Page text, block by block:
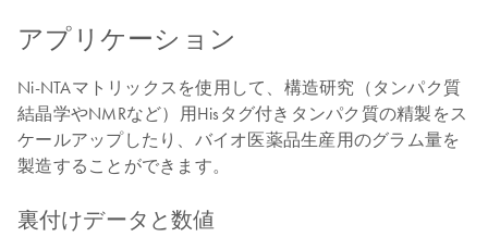
アプリケーション
Ni-NTAマトリックスを使用して、構造研究（タンパク質
結晶学やNMRなど）用Hisタグ付きタンパク質の精製をス
ケールアップしたり、バイオ医薬品生産用のグラム量を
製造することができます。
裏付けデータと数値